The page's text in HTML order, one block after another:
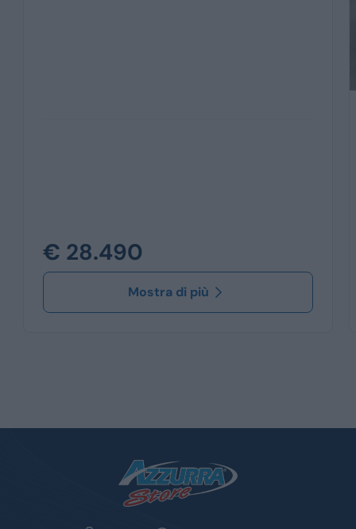
€ 28.490
Mostra di più